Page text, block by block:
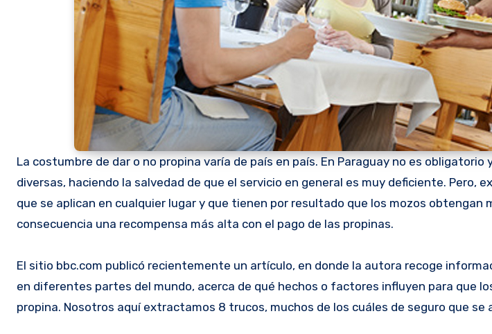
La costumbre de dar o no propina varía de país en país. En Paraguay no es obligatorio
diversas, haciendo la salvedad de que el servicio en general es muy deficiente. Pero,
que se aplican en cualquier lugar y que tienen por resultado que los mozos obtengan
consecuencia una recompensa más alta con el pago de las propinas.
El sitio bbc.com publicó recientemente un artículo, en donde la autora recoge
en diferentes partes del mundo, acerca de qué hechos o factores influyen para que
propina. Nosotros aquí extractamos 8 trucos, muchos de los cuáles de seguro que se